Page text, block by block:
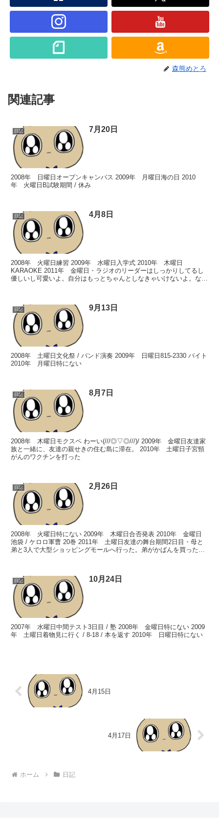
森熊めとろ
関連記事
日記 7月20日
2008年 日曜日オープンキャンパス 2009年 月曜日海の日 2010
年 火曜日B試験期間 / 休み
日記 4月8日
2008年 火曜日練習 2009年 水曜日入学式 2010年 木曜日
KARAOKE 2011年 金曜日・ラジオのリーダーはしっかりしてるし
優しいし可愛いよ。自分はもっとちゃんとしなきゃいけないよ。なん
日記 9月13日
2008年 土曜日文化祭 / バンド演奏 2009年 日曜日815-2330 バイト
2010年 月曜日特にない
日記 8月7日
2008年 木曜日モクスペ わーい(///◎▽◎///)/ 2009年 金曜日友達家
族と一緒に、友達の親せきの住む島に滞在。 2010年 土曜日子宮頸
がんのワクチンを打った
日記 2月26日
2008年 火曜日特にない 2009年 木曜日合否発表 2010年 金曜日
池袋 / ケロロ軍曹 20巻 2011年 土曜日友達の舞台期間2日目・母と
弟と3人で大型ショッピングモールへ行った。弟がかばんを買った。
日記 10月24日
2007年 水曜日中間テスト3日目 / 塾 2008年 金曜日特にない 2009
年 土曜日着物見に行く / 8-18 / 本を返す 2010年 日曜日特にない
4月15日
4月17日
ホーム 日記